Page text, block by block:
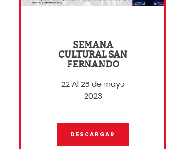
SEMANA
CULTURAL SAN
FERNANDO
22 Al 28 de mayo
2023
DESCARGAR